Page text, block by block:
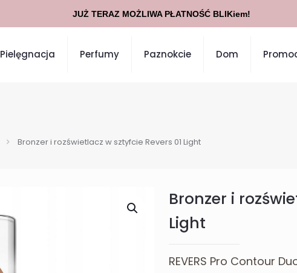
Pielęgnacja Perfumy Paznokcie Dom
Bronzer i rozświetlacz w sztyfcie Revers 01 Light
Bronzer i
Light
REVERS Pro Contour
JUŻ TERAZ MOŻLIWA PŁATNOŚĆ BLIKiem!